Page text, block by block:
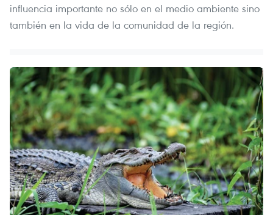
influencia importante no sólo en el medio ambiente sino
también en la vida de la comunidad de la región.